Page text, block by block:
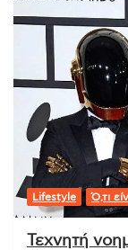
Lifestyle Ό,τι
Τεχνητή